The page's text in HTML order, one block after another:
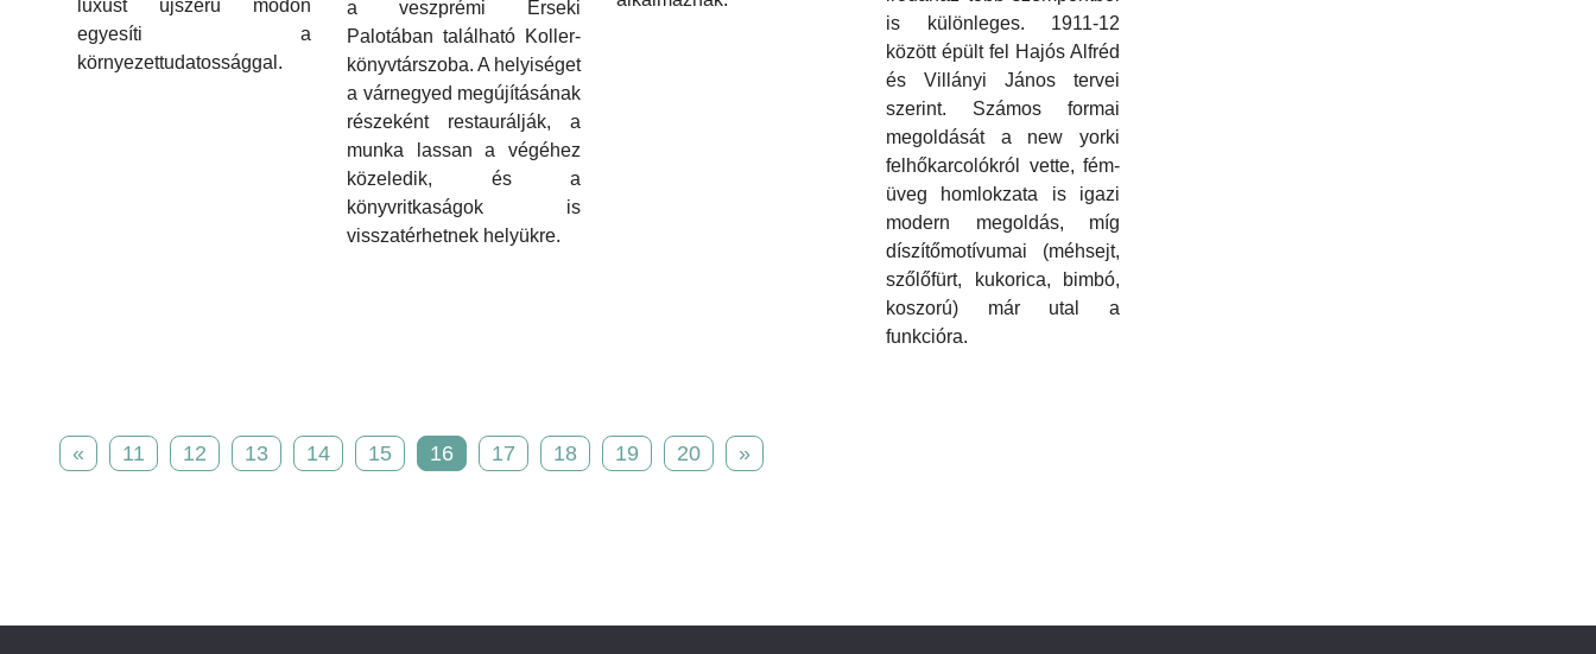
luxust újszerű módon
egyesíti a
környezettudatossággal.
a veszprémi Érseki
Palotában található Koller-
könyvtárszoba. A helyiséget
a várnegyed megújításának
részeként restaurálják, a
munka lassan a végéhez
közeledik, és a
könyvritkaságok is
visszatérhetnek helyükre.
is különleges. 1911-12
között épült fel Hajós Alfréd
és Villányi János tervei
szerint. Számos formai
megoldását a new yorki
felhőkarcolókról vette, fém-
üveg homlokzata is igazi
modern megoldás, míg
díszítőmotívumai (méhsejt,
szőlőfürt, kukorica, bimbó,
koszorú) már utal a
funkcióra.
« 11 12 13 14 15 16 17 18 19 20 »